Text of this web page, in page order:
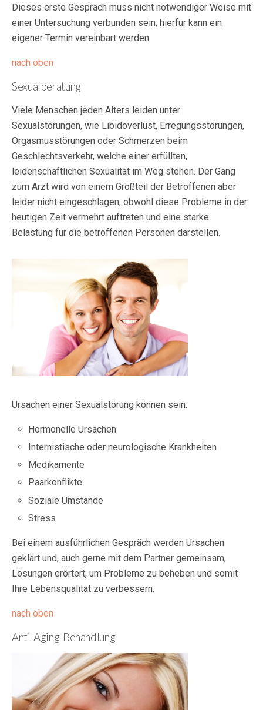
Dieses erste Gespräch muss nicht notwendiger Weise mit
einer Untersuchung verbunden sein, hierfür kann ein
eigener Termin vereinbart werden.
nach oben
Sexualberatung
Viele Menschen jeden Alters leiden unter
Sexualstörungen, wie Libidoverlust, Erregungsstörungen,
Orgasmusstörungen oder Schmerzen beim
Geschlechtsverkehr, welche einer erfüllten,
leidenschaftlichen Sexualität im Weg stehen. Der Gang
zum Arzt wird von einem Großteil der Betroffenen aber
leider nicht eingeschlagen, obwohl diese Probleme in der
heutigen Zeit vermehrt auftreten und eine starke
Belastung für die betroffenen Personen darstellen.
Ursachen einer Sexualstörung können sein:
Hormonelle Ursachen
Internistische oder neurologische Krankheiten
Medikamente
Paarkonflikte
Soziale Umstände
Stress
Bei einem ausführlichen Gespräch werden Ursachen
geklärt und, auch gerne mit dem Partner gemeinsam,
Lösungen erörtert, um Probleme zu beheben und somit
Ihre Lebensqualität zu verbessern.
nach oben
Anti-Aging-Behandlung